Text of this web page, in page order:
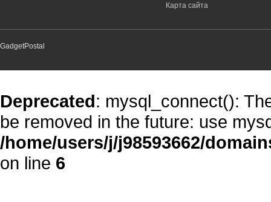
Карта сайта
GadgetPostal
Deprecated: mysql_connect():
be removed in the future: use
/home/users/j/j98593662/
on line 6